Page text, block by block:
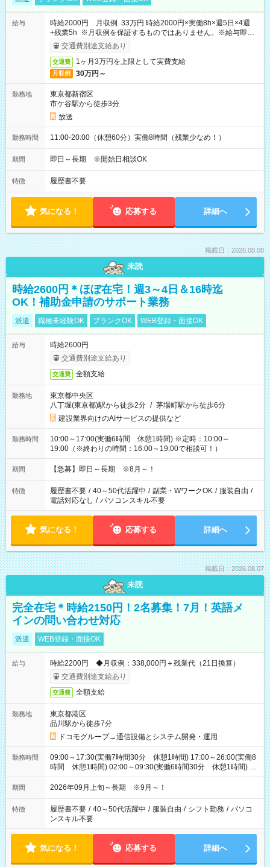
給与
時給2000円 月収例 33万円 時給2000円×実働8h×週5日×4週
+残業5h ※月収例を保証するものではありません。※給与即受
取りサービス利用可（利用条件有）
交通費別途支給あり
交通費 1ヶ月3万円を上限として実費支給
月収例 30万円～
勤務地
東京都新宿区
市ケ谷駅から徒歩3分
放送
勤務時間 11:00-20:00（休憩60分）実働8時間（残業少なめ！）
期間 即日～長期 ※開始日相談OK
特徴 履歴書不要
気になる！ 応募する 詳細へ
掲載日：2026.08.08
未読
時給2600円＊ほぼ在宅！週3～4日＆16時迄
OK！補助金申請のサポート業務
派遣 職種未経験OK ブランクOK WEB登録・面接OK
給与
時給2600円
交通費別途支給あり
交通費 全額支給
勤務地
東京都中央区
八丁堀(東京都)駅から徒歩2分 / 茅場町駅から徒歩6分
建設業界向けのAIサービスの提供など
勤務時間
10:00～17:00(実働6時間 休憩1時間) ※定時：10:00～
19:00（※終わりの時間：16:00～19:00で相談可！）
期間 【急募】即日～長期 ※8月～！
特徴 履歴書不要 / 40～50代活躍中 / 副業・WワークOK / 服装自由 /
電話対応なし / パソコンスキル不要
気になる！ 応募する 詳細へ
掲載日：2026.08.07
未読
完全在宅＊時給2150円！2名募集！7月！英語メ
インの問い合わせ対応
派遣 WEB登録・面接OK
給与
時給2200円 ◆月収例：338,000円＋残業代（21日換算）
交通費別途支給あり
交通費 全額支給
勤務地
東京都港区
品川駅から徒歩7分
ドコモグループ→通信設備とシステム開発・運用
勤務時間
09:00～17:30(実働7時間30分 休憩1時間) 17:00～26:00(実働8
時間 休憩1時間) 02:00～09:30(実働6時間30分 休憩1時間) ※
日勤は就業時間1/夜勤は就業時間2.3を連続で行って頂きます
期間 2026年09月上旬～長期 ※9月～！
特徴 履歴書不要 / 40～50代活躍中 / 服装自由 / シフト勤務 / パソコ
ンスキル不要
気になる！ 応募する 詳細へ